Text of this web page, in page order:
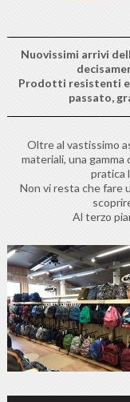
Nuovissimi arrivi
Prodotti resistenti e
passato,
Oltre al vastissimo
materiali, una
pratica
Non vi resta che fare
Al terzo